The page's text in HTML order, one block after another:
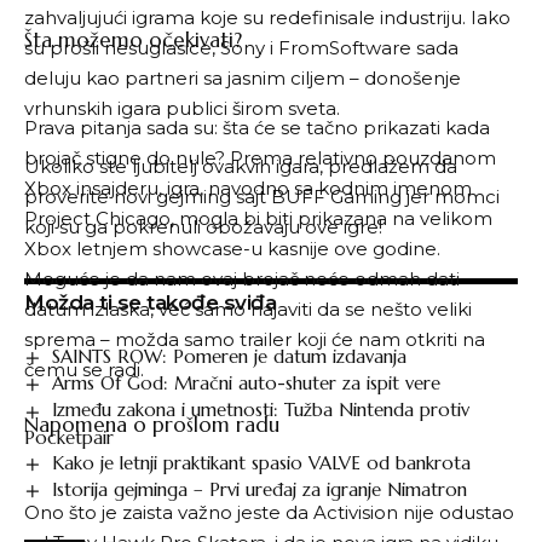
zahvaljujući igrama koje su redefinisale industriju. Iako
su prošli nesuglasice, Sony i FromSoftware sada
deluju kao partneri sa jasnim ciljem – donošenje
vrhunskih igara publici širom sveta.
Ukoliko ste ljubitelj ovakvih igara, predlažem da
proverite novi gejming sajtBUFF Gamingjer momci
koji su ga pokrenuli obožavaju ove igre!
Možda ti se takođe sviđa
SAINTS ROW: Pomeren je datum izdavanja
Arms Of God: Mračni auto-shuter za ispit vere
Između zakona i umetnosti: Tužba Nintenda protiv
Pocketpair
Kako je letnji praktikant spasio VALVE od bankrota
Istorija gejminga – Prvi uređaj za igranje Nimatron
Šta možemo očekivati?
Prava pitanja sada su: šta će se tačno prikazati kada
brojač stigne do nule? Prema relativno pouzdanom
Xbox insajderu, igra, navodno sa kodnim imenom
Project Chicago, mogla bi biti prikazana na velikom
Xbox letnjem showcase-u kasnije ove godine.
Moguće je da nam ovaj brojač neće odmah dati
datum izlaska, već samo najaviti da se nešto veliki
sprema – možda samo trailer koji će nam otkriti na
čemu se radi.
Napomena o prošlom radu
Ono što je zaista važno jeste da Activision nije odustao